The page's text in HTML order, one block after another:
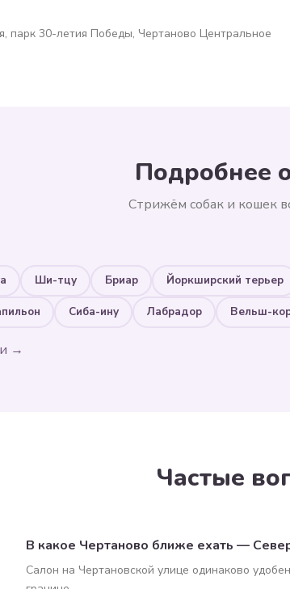
парк 30-летия Победы, Чертаново Центральное
Подробнее
Стрижём собак и кошек
Ши-тцу Бриар Йоркширский терьер
Сиба-ину Лабрадор Вельш-
→
Частые
В какое Чертаново ближе ехать —
Салон на Чертановской улице одинаково